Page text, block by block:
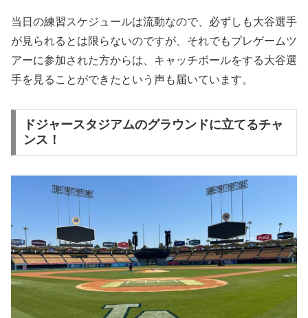
当日の練習スケジュールは流動なので、必ずしも大谷選手
が見られるとは限らないのですが、それでもプレゲームツ
アーに参加された方からは、キャッチボールをする大谷選
手を見ることができたという声も届いています。
ドジャースタジアムのグラウンドに立てるチャ
ンス！